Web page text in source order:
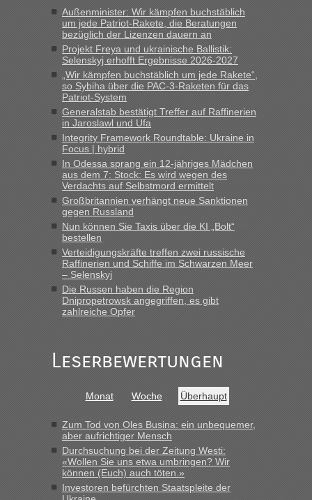
Berichte und Reisetipps • Re: An welchem
Grenzübergang zwischen Polen und der Ukraine geht
es am schnellsten?
„Derzeit, ist es überall sehr voll an den Grenzen Ukraine/ Polen. Zb.
Krakovets 100 PKW ca. 10 h Wartezeit. Wollen Montag rüber,
versuchen es sehr früh.“
Außenminister: Wir kämpfen buchstäblich
um jede Patriot-Rakete, die Beratungen
bezüglich der Lizenzen dauern an
Projekt Freya und ukrainische Ballistik:
Selenskyj erhofft Ergebnisse 2026-2027
„Wir kämpfen buchstäblich um jede Rakete“,
so Sybiha über die PAC-3-Raketen für das
Patriot-System
Generalstab bestätigt Treffer auf Raffinerien
in Jaroslawl und Ufa
Integrity Framework Roundtable: Ukraine in
Focus | hybrid
In Odessa sprang ein 12-jähriges Mädchen
aus dem 7: Stock: Es wird wegen des
Verdachts auf Selbstmord ermittelt
Großbritannien verhängt neue Sanktionen
gegen Russland
Nun können Sie Taxis über die KI „Bolt“
bestellen
Verteidigungskräfte treffen zwei russische
Raffinerien und Schiffe im Schwarzen Meer
– Selenskyj
Die Russen haben die Region
Dnipropetrowsk angegriffen, es gibt
zahlreiche Opfer
Leserbewertungen
Monat Woche Überhaupt
Zum Tod von Oles Busina: ein unbequemer,
aber aufrichtiger Mensch
Durchsuchung bei der Zeitung Westi:
«Wollen Sie uns etwa umbringen? Wir
können (Euch) auch töten.»
Investoren befürchten Staatspleite der